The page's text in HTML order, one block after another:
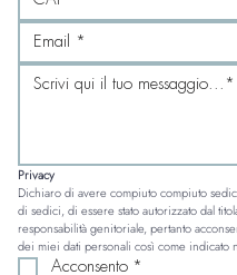
Privacy
Dichiaro di avere compiuto compiuto
di sedici, di essere stato autorizzato dal
responsabilità genitoriale, pertanto
dei miei dati personali così come indicato
Acconsento *